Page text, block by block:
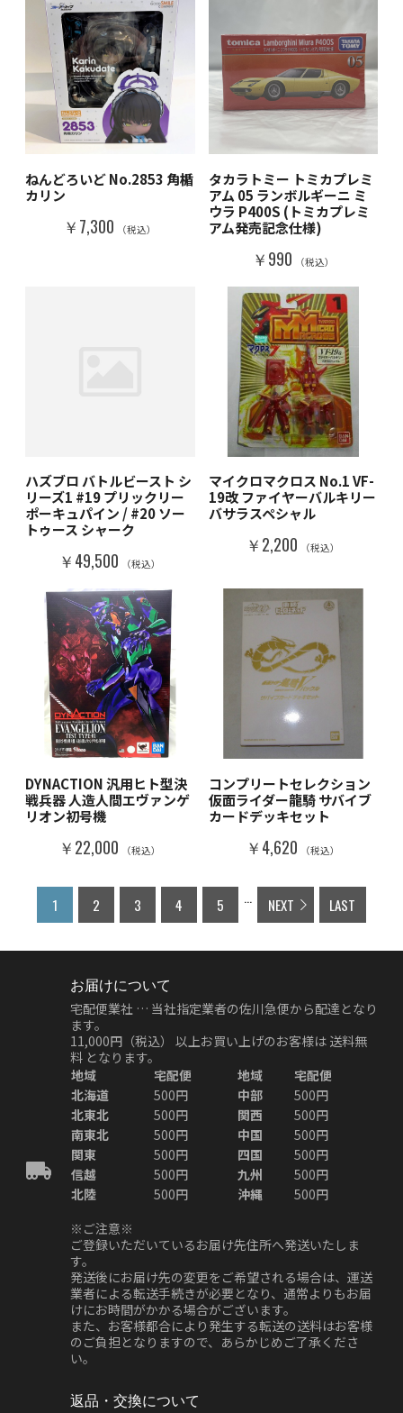
ねんどろいど No.2853 角楯
カリン
￥7,300 （税込）
タカラトミー トミカプレミ
アム 05 ランボルギーニ ミ
ウラ P400S (トミカプレミ
アム発売記念仕様)
￥990 （税込）
ハズブロ バトルビースト シ
リーズ1 #19 プリックリー
ポーキュパイン / #20 ソー
トゥース シャーク
￥49,500 （税込）
マイクロマクロス No.1 VF-
19改 ファイヤーバルキリー
バサラスペシャル
￥2,200 （税込）
DYNACTION 汎用ヒト型決
戦兵器 人造人間エヴァンゲ
リオン初号機
￥22,000 （税込）
コンプリートセレクション
仮面ライダー龍騎 サバイブ
カードデッキセット
￥4,620 （税込）
1 2 3 4 5 ... NEXT LAST
お届けについて
宅配便業社 … 当社指定業者の佐川急便から配達となり
ます。
11,000円（税込）
以上お買い上げのお客様は 送料無
料 となります。
地域
宅配便 地域
宅配便
北海道
500円 中部
500円
北東北
500円 関西
500円
南東北
500円 中国
500円
関東
500円 四国
500円
信越
500円 九州
500円
北陸
500円 沖縄
500円
※ご注意※
ご登録いただいているお届け先住所へ発送いたしま
す。
発送後にお届け先の変更をご希望される場合は、運送
業者による転送手続きが必要となり、通常よりもお届
けにお時間がかかる場合がございます。
また、お客様都合により発生する転送の送料はお客様
のご負担となりますので、あらかじめご了承くださ
い。
返品・交換について